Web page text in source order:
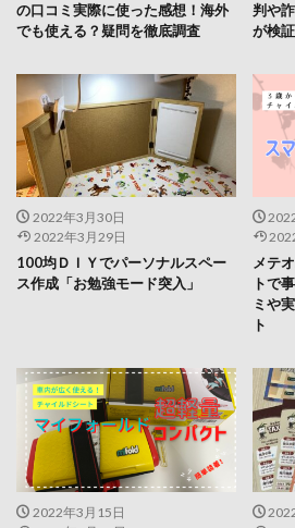
の口コミ実際に使った感想！海外
でも使える？疑問を徹底調査
判や
が検証
2022年3月30日
2022年3月29日
100均ＤＩＹでパーソナルスペー
ス作成「お勉強モード突入」
メテ
トで
ミや
ト
2022年3月15日